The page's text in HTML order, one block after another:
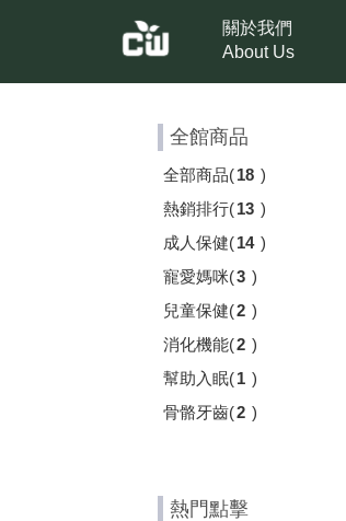
關於我們
About Us
全館商品
全部商品(18 )
熱銷排行(13 )
成人保健(14 )
寵愛媽咪(3 )
兒童保健(2 )
消化機能(2 )
幫助入眠(1 )
骨骼牙齒(2 )
熱門點擊